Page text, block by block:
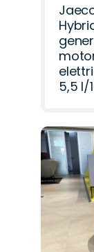
5,5 l/